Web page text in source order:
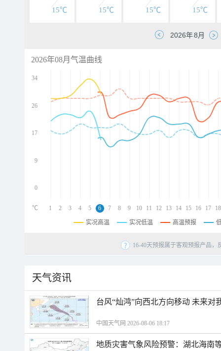
15℃ 15℃ 15℃ 15℃
2026年08月气温曲线
34
26
17
9
0
1 2 3 4 5 6 7 8 9 10 11 12 13 14 15 16 17 18
℃
实况高温 实况低温 高温预报
16-40天预报属于客观预报产品
天气资讯
台风“灿鸿”向西北方向移动 未来对
中国天气网 2026-08-06 18:17
地质灾害气象风险预警：湖北海南